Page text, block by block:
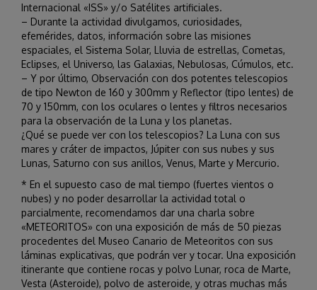
Internacional «ISS» y/o Satélites artificiales.
– Durante la actividad divulgamos, curiosidades,
efemérides, datos, información sobre las misiones
espaciales, el Sistema Solar, Lluvia de estrellas, Cometas,
Eclipses, el Universo, las Galaxias, Nebulosas, Cúmulos, etc.
– Y por último, Observación con dos potentes telescopios
de tipo Newton de 160 y 300mm y Reflector (tipo lentes) de
70 y 150mm, con los oculares o lentes y filtros necesarios
para la observación de la Luna y los planetas.
¿Qué se puede ver con los telescopios? La Luna con sus
mares y cráter de impactos, Júpiter con sus nubes y sus
Lunas, Saturno con sus anillos, Venus, Marte y Mercurio.
* En el supuesto caso de mal tiempo (fuertes vientos o
nubes) y no poder desarrollar la actividad total o
parcialmente, recomendamos dar una charla sobre
«METEORITOS» con una exposición de más de 50 piezas
procedentes del Museo Canario de Meteoritos con sus
láminas explicativas, que podrán ver y tocar. Una exposición
itinerante que contiene rocas y polvo Lunar, roca de Marte,
Vesta (Asteroide), polvo de asteroide, y otras muchas más